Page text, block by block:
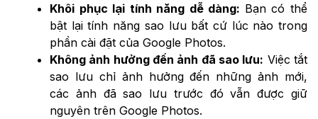
Khôi phục lại tính năng dễ dàng: Bạn có thể
bật lại tính năng sao lưu bất cứ lúc nào trong
phần cài đặt của Google Photos.
Không ảnh hưởng đến ảnh đã sao lưu: Việc tắt
sao lưu chỉ ảnh hưởng đến những ảnh mới,
các ảnh đã sao lưu trước đó vẫn được giữ
nguyên trên Google Photos.